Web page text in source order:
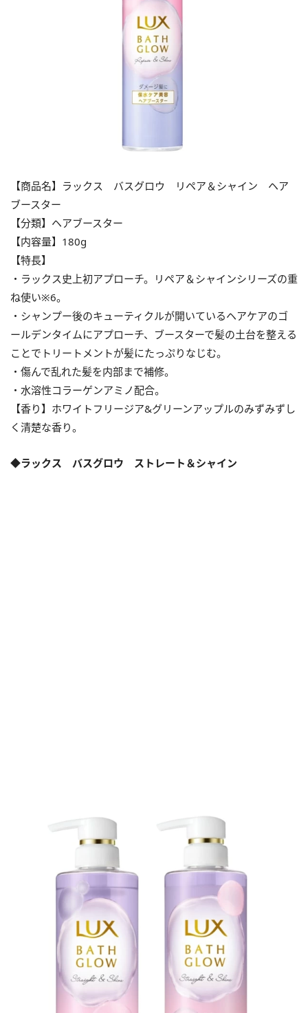
【商品名】ラックス バスグロウ リペア＆シャイン ヘア
ブースター
【分類】ヘアブースター
【内容量】180g
【特長】
・ラックス史上初アプローチ。リペア＆シャインシリーズの重
ね使い※6。
・シャンプー後のキューティクルが開いているヘアケアのゴ
ールデンタイムにアプローチ、ブースターで髪の土台を整える
ことでトリートメントが髪にたっぷりなじむ。
・傷んで乱れた髪を内部まで補修。
・水溶性コラーゲンアミノ配合。
【香り】ホワイトフリージア&グリーンアップルのみずみずし
く清楚な香り。
◆ラックス バスグロウ ストレート＆シャイン